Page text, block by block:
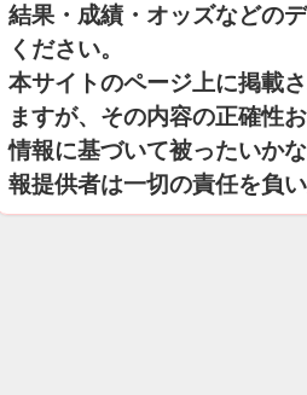
結果・成績・オッズなどの
ください。
本サイトのページ上に掲載
ますが、その内容の正確性
情報に基づいて被ったいか
報提供者は一切の責任を負い